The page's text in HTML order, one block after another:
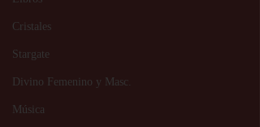
Cristales
Stargate
Divino Femenino y Masc.
Música